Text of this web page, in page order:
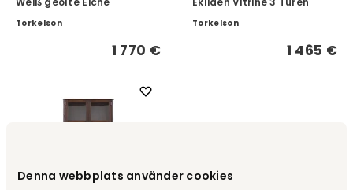
Denna webbplats använder cookies
Torkelson
1 770 €
Torkelson
1 465 €